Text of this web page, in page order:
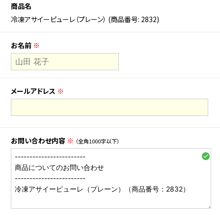
商品名
冷凍アサイーピューレ（プレーン） (商品番号: 2832)
お名前 ※
メールアドレス ※
お問い合わせ内容 ※ （全角1000字以下）
check